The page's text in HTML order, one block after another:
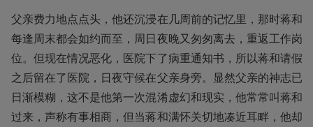
父亲费力地点点头，他还沉浸在几周前的记忆里，那时蒋和
每逢周末都会如约而至，周日夜晚又匆匆离去，重返工作岗
位。但现在情况恶化，医院下了病重通知书，所以蒋和请假
之后留在了医院，日夜守候在父亲身旁。显然父亲的神志已
日渐模糊，这不是他第一次混淆虚幻和现实，他常常叫蒋和
过来，声称有事相商，但当蒋和满怀关切地凑近耳畔，他却